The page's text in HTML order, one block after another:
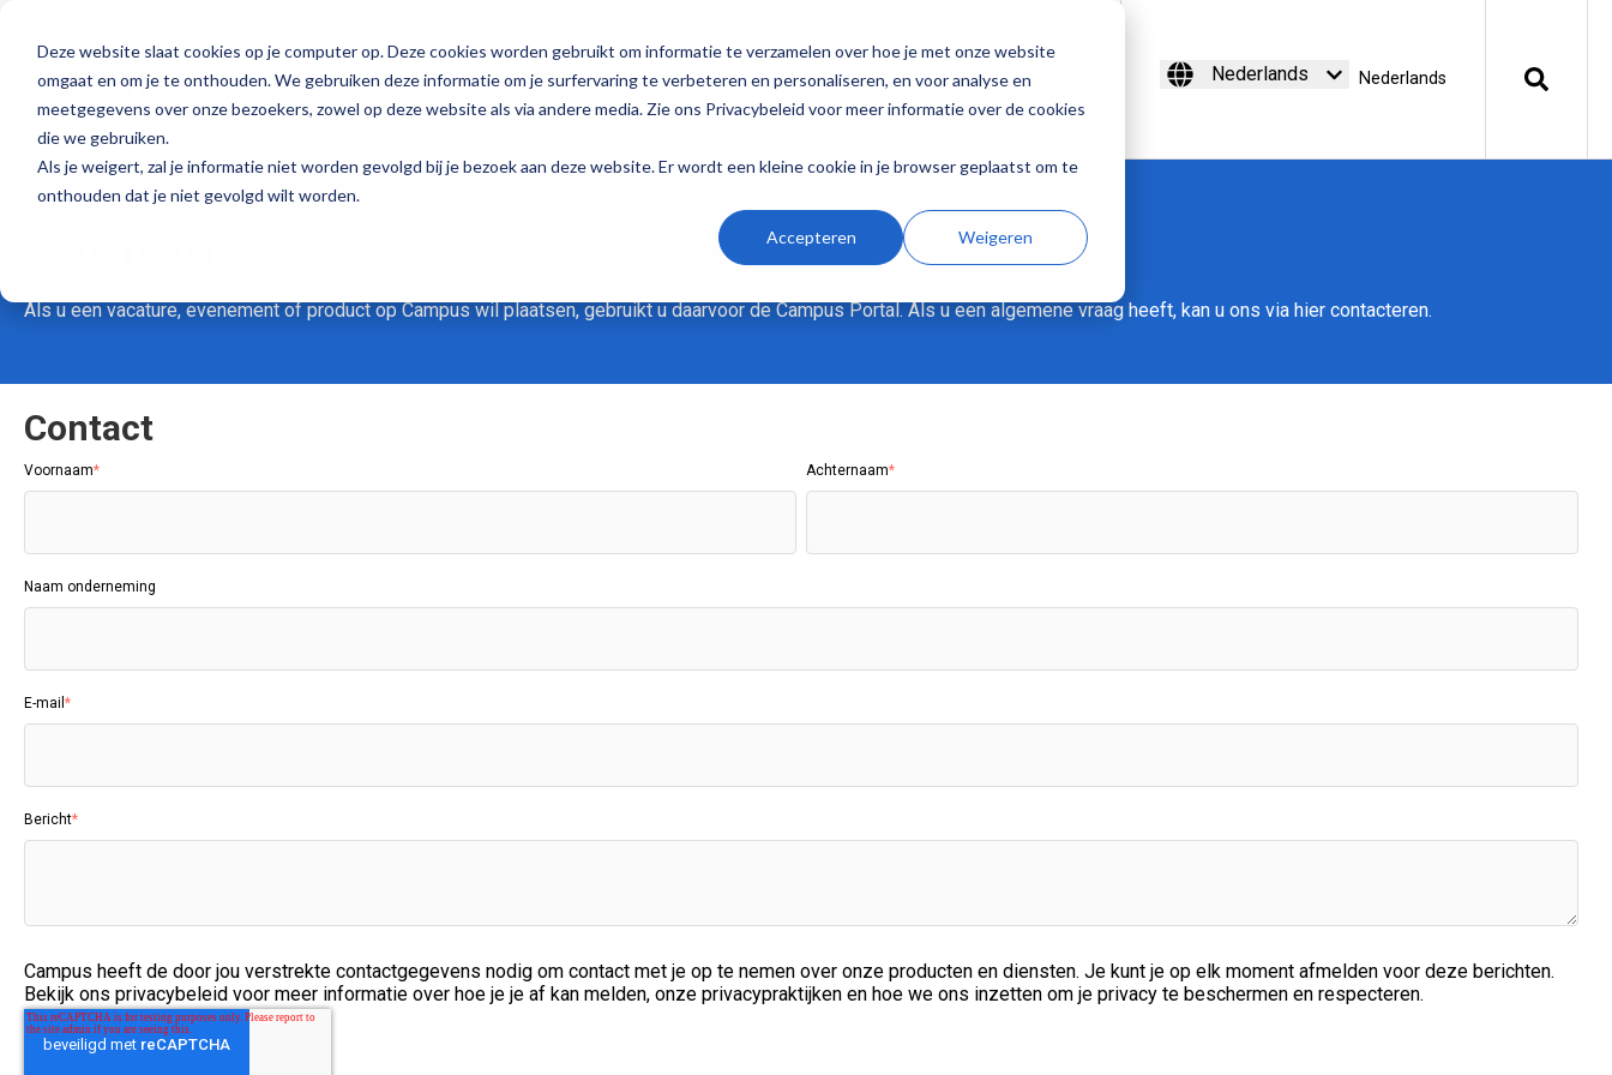
Deze website slaat cookies op je computer op. Deze cookies worden gebruikt om informatie te verzamelen over hoe je met onze website
omgaat en om je te onthouden. We gebruiken deze informatie om je surfervaring te verbeteren en personaliseren, en voor analyse en
meetgegevens over onze bezoekers, zowel op deze website als via andere media. Zie ons Privacybeleid voor meer informatie over de cookies
die we gebruiken.
Als je weigert, zal je informatie niet worden gevolgd bij je bezoek aan deze website. Er wordt een kleine cookie in je browser geplaatst om te
onthouden dat je niet gevolgd wilt worden.
Accepteren Weigeren
Campus Celsius Codex Privacy Contact Nederlands Nederlands
Als u een vacature, evenement of product op Campus wil plaatsen, gebruikt u daarvoor de Campus Portal. Als u een algemene vraag heeft, kan u ons via hier contacteren.
Contact
Voornaam* Achternaam*
Naam onderneming
E-mail *
Bericht*
Campus heeft de door jou verstrekte contactgegevens nodig om contact met je op te nemen over onze producten en diensten. Je kunt je op elk moment afmelden voor deze berichten.
Bekijk ons privacybeleid voor meer informatie over hoe je je af kan melden, onze privacypraktijken en hoe we ons inzetten om je privacy te beschermen en respecteren.